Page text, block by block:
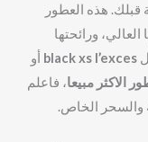
قبلك. هذه العطور
ورائحتها
black xs l’exces أو
الاكثر مبيعا، فاعلم
والسحر الخاص.